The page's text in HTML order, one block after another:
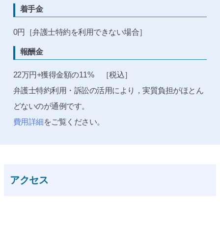
着手金
0円［弁護士特約を利用できない場合］
報酬金
22万円+獲得金額の11% ［税込］
弁護士特約利用・訴訟の活用により，実質負担がほとん
どないのが通例です。
費用詳細をご覧ください。
アクセス